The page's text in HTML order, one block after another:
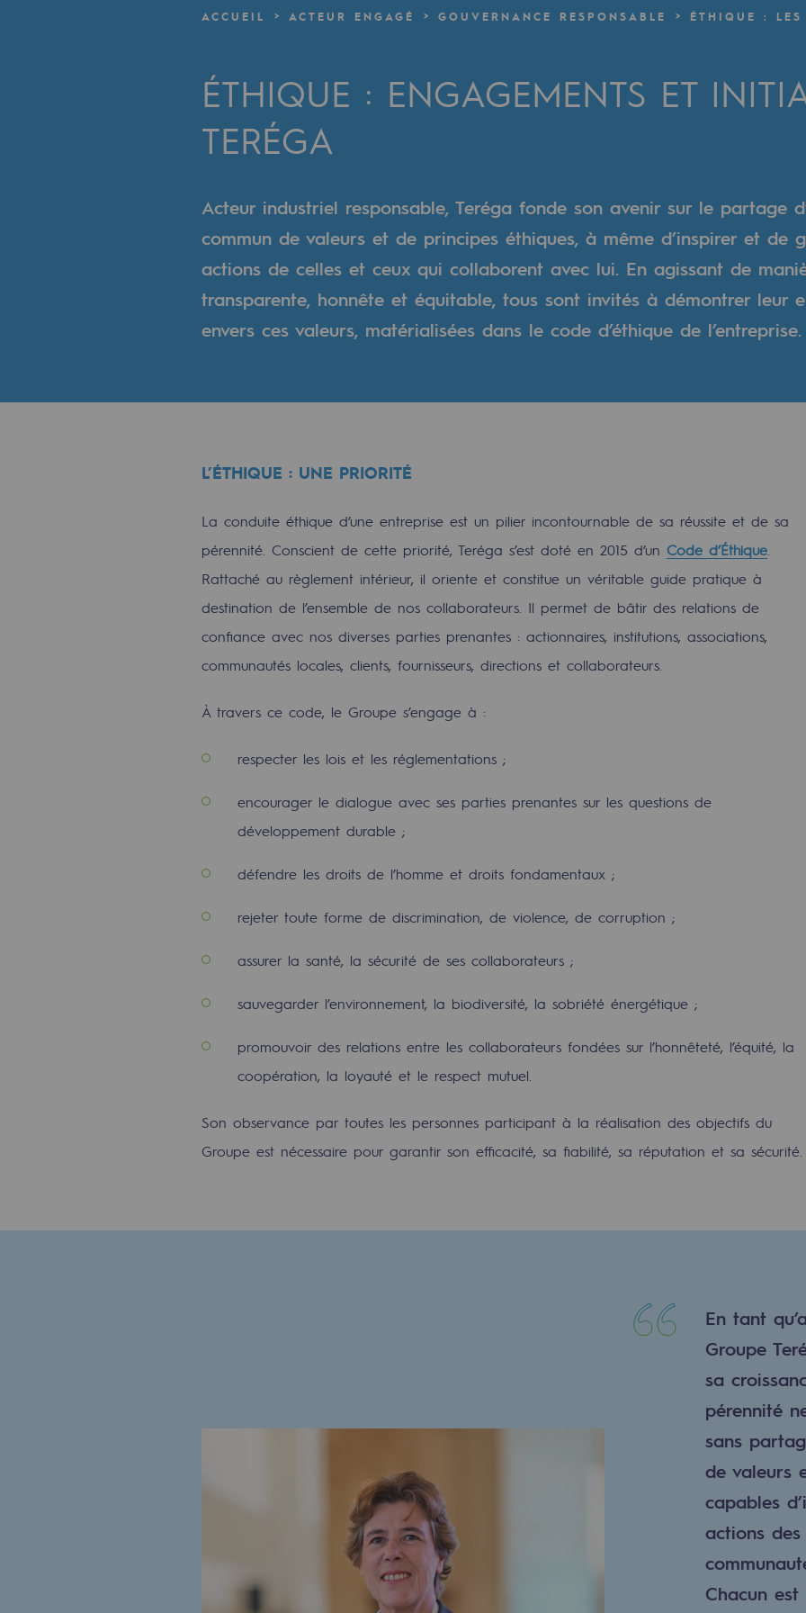
Un réseau local et européen
Une organisation adaptative et ouverte
Notre culture et nos valeurs
Une organisation certifiée
Notre organisation
Notre organisation
Gouvernance
Publications institutionnelles
Où nous trouver
Les énergies d'avenir
Les énergies d'avenir
Gaz renouvelables et procédés durables
Captage de CO2
Nouveaux usages
Concertations CH4, H2 et CO2
Espace pédagogique
Espace pédagogique
2050 : un monde d’énergies renouvelables et bas carbone
Objectif Hydrogène
CCUS Objectif Zéro CO2
Responsabilité environnementale
Responsabilité environnementale
BE POSITIF, le programme de responsabilité environnementale
Décarbonation : une priorité
Limitation des émissions atmosphériques
ACCUEIL ACTEUR ENGAGÉ GOUVERNANCE RESPONSABLE ÉTHIQUE : LES
ÉTHIQUE : ENGAGEMENTS ET
TERÉGA
Acteur industriel responsable, Teréga fonde son avenir sur le partage
commun de valeurs et de principes éthiques, à même d’inspirer et de
actions de celles et ceux qui collaborent avec lui. En agissant de
transparente, honnête et équitable, tous sont invités à démontrer leur
envers ces valeurs, matérialisées dans le code d’éthique de l’entreprise.
L’ÉTHIQUE : UNE PRIORITÉ
La conduite éthique d’une entreprise est un pilier incontournable de sa réussite et de sa
pérennité. Conscient de cette priorité, Teréga s’est doté en 2015 d’un Code d’Éthique
Rattaché au règlement intérieur, il oriente et constitue un véritable guide pratique à
destination de l’ensemble de nos collaborateurs. Il permet de bâtir des relations de
confiance avec nos diverses parties prenantes : actionnaires, institutions, associations,
communautés locales, clients, fournisseurs, directions et collaborateurs.
À travers ce code, le Groupe s’engage à :
respecter les lois et les réglementations ;
encourager le dialogue avec ses parties prenantes sur les questions de
développement durable ;
défendre les droits de l’homme et droits fondamentaux ;
rejeter toute forme de discrimination, de violence, de corruption ;
assurer la santé, la sécurité de ses collaborateurs ;
sauvegarder l’environnement, la biodiversité, la sobriété énergétique ;
promouvoir des relations entre les collaborateurs fondées sur l’honnêteté, l’équité, la
coopération, la loyauté et le respect mutuel.
Son observance par toutes les personnes participant à la réalisation des objectifs du
Groupe est nécessaire pour garantir son efficacité, sa fiabilité, sa réputation et sa sécurité.
En tant
Groupe
sa
pérennité
sans
de valeurs
capables
actions
Chacun